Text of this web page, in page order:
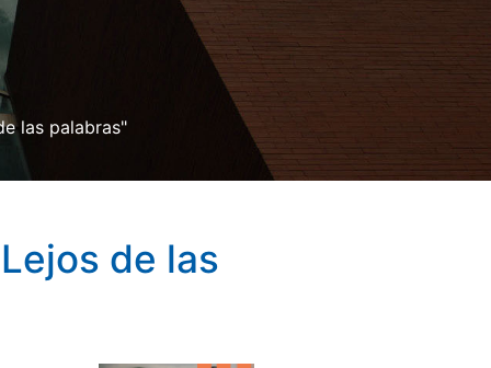
las palabras"
de las